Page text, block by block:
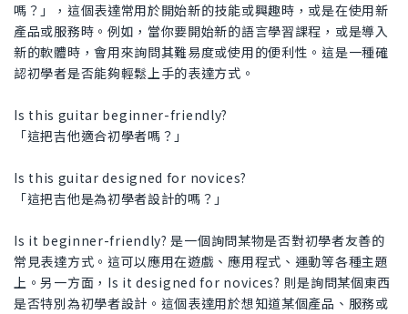
嗎？」，這個表達常用於開始新的技能或興趣時，或是在使用新
產品或服務時。例如，當你要開始新的語言學習課程，或是導入
新的軟體時，會用來詢問其難易度或使用的便利性。這是一種確
認初學者是否能夠輕鬆上手的表達方式。
Is this guitar beginner-friendly?
「這把吉他適合初學者嗎？」
Is this guitar designed for novices?
「這把吉他是為初學者設計的嗎？」
Is it beginner-friendly? 是一個詢問某物是否對初學者友善的
常見表達方式。這可以應用在遊戲、應用程式、運動等各種主題
上。另一方面，Is it designed for novices? 則是詢問某個東西
是否特別為初學者設計。這個表達用於想知道某個產品、服務或